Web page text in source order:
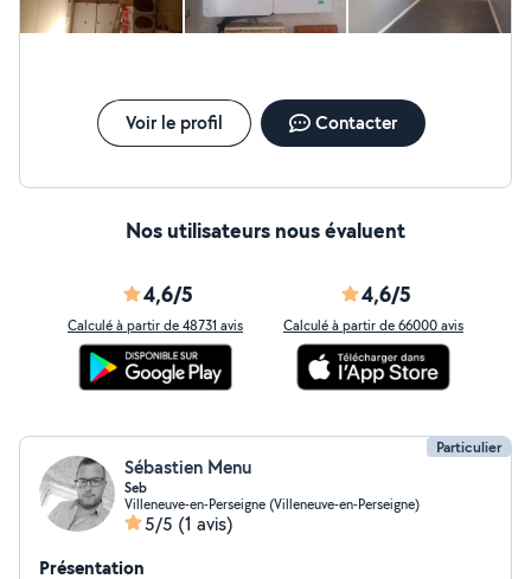
Voir le profil Contacter
Nos utilisateurs nous évaluent
4,6/5
Calculé à partir de 48731 avis
4,6/5
Calculé à partir de 66000 avis
Particulier
Sébastien Menu
Seb
Villeneuve-en-Perseigne (Villeneuve-en-Perseigne)
5/5 (1 avis)
Présentation